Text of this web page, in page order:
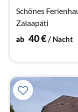
Schönes
Zalaapáti
ab 40€/ Nacht